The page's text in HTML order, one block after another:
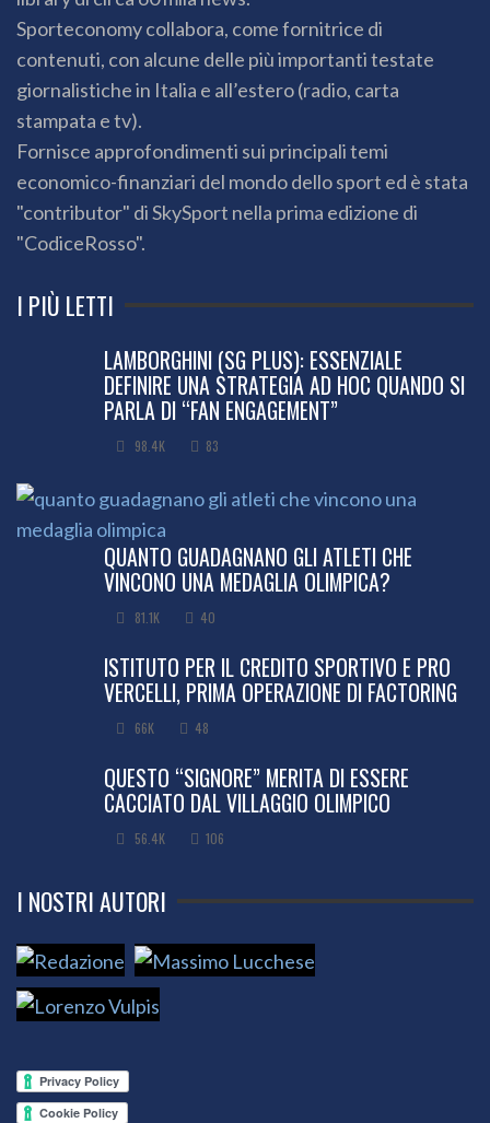
Sporteconomy collabora, come fornitrice di
contenuti, con alcune delle più importanti testate
giornalistiche in Italia e all’estero (radio, carta
stampata e tv).
Fornisce approfondimenti sui principali temi
economico-finanziari del mondo dello sport ed è stata
"contributor" di SkySport nella prima edizione di
"CodiceRosso".
I PIÙ LETTI
LAMBORGHINI (SG PLUS): ESSENZIALE
DEFINIRE UNA STRATEGIA AD HOC QUANDO SI
PARLA DI “FAN ENGAGEMENT”
98.4K 83
QUANTO GUADAGNANO GLI ATLETI CHE
VINCONO UNA MEDAGLIA OLIMPICA?
81.1K 40
ISTITUTO PER IL CREDITO SPORTIVO E PRO
VERCELLI, PRIMA OPERAZIONE DI FACTORING
66K 48
QUESTO “SIGNORE” MERITA DI ESSERE
CACCIATO DAL VILLAGGIO OLIMPICO
56.4K 106
I NOSTRI AUTORI